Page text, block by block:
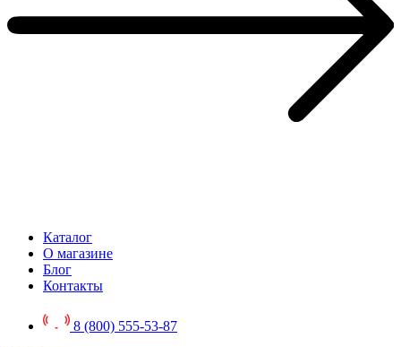
Каталог
О магазине
Блог
Контакты
8 (800) 555-53-87